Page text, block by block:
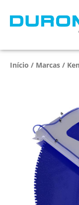
Início / Marcas /